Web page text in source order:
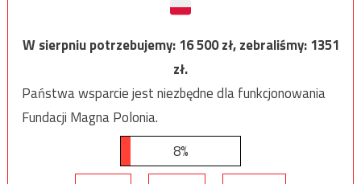
W sierpniu potrzebujemy:16 500zł, zebraliśmy:1351
zł.
Państwa wsparcie jest niezbędne dla funkcjonowania
Fundacji Magna Polonia.
8%